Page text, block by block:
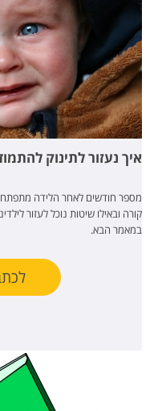
איך נעזור לתינוק
מספר חודשים לאחר הלידה
קורה ובאילו שיטות נוכל לעזור
במאמר הבא.